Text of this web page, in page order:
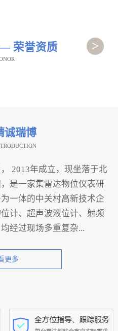
荣誉资质 >
诚瑞博
2013年成立，现坐落于北
是一家集雷达物位仪表研
一体的中关村高新技术企
计、超声波液位计、射频
经过现场多重复杂...
更多